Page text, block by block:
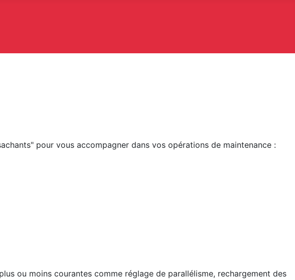
pour vous accompagner dans vos opérations de maintenance :
ou moins courantes comme réglage de parallélisme, rechargement des